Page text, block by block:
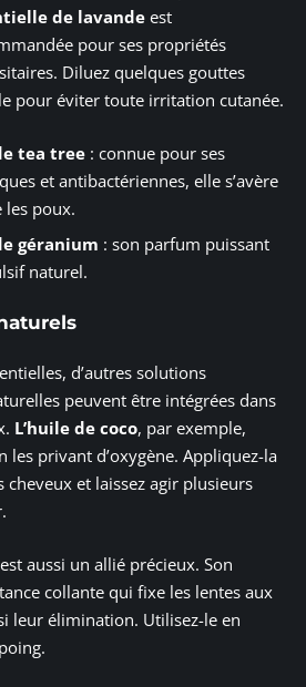
de lavande est
pour ses propriétés
Diluez quelques gouttes
pour éviter toute irritation cutanée.
tea tree : connue pour ses
et antibactériennes, elle s’avère
les poux.
géranium : son parfum puissant
naturel.
d’autres solutions
peuvent être intégrées dans
L’huile de coco, par exemple,
les privant d’oxygène. Appliquez-la
cheveux et laissez agir plusieurs
est aussi un allié précieux. Son
collante qui fixe les lentes aux
leur élimination. Utilisez-le en